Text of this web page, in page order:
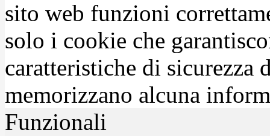
sito web funzioni
solo i cookie che
caratteristiche di sicurezza
memorizzano alcuna
Funzionali